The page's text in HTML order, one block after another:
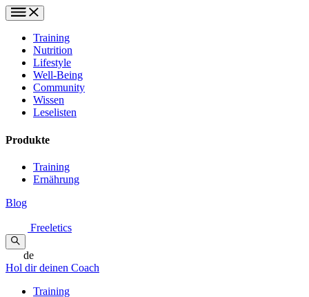
Training
Nutrition
Lifestyle
Well-Being
Community
Wissen
Leselisten
Produkte
Training
Ernährung
Blog
Freeletics
de
Hol dir deinen Coach
Training